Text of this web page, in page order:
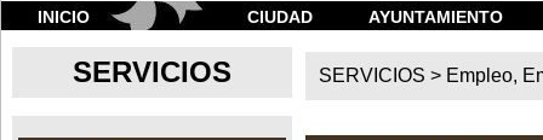
INICIO CIUDAD AYUNTAMIENTO
SERVICIOS SERVICIOS > Empleo,